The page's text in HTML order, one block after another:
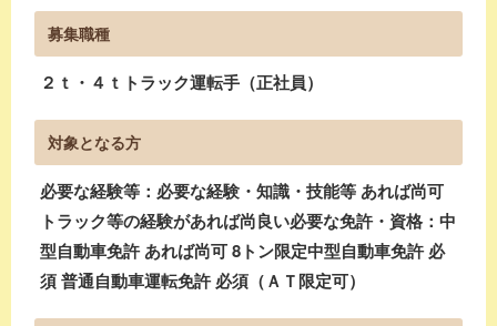
募集職種
２ｔ・４ｔトラック運転手（正社員）
対象となる方
必要な経験等：必要な経験・知識・技能等 あれば尚可
トラック等の経験があれば尚良い必要な免許・資格：中
型自動車免許 あれば尚可 8トン限定中型自動車免許 必
須 普通自動車運転免許 必須（ＡＴ限定可）